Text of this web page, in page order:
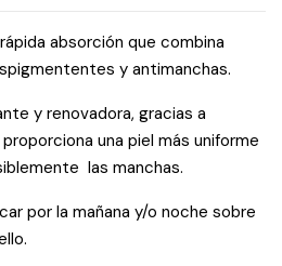
absorción que combina
y antimanchas.
y renovadora, gracias a
una piel más uniforme
las manchas.
por la mañana y/o noche sobre